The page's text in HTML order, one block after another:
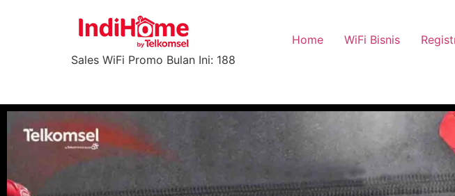
Sales WiFi Promo Bulan Ini: 188
Home WiFi Bisnis